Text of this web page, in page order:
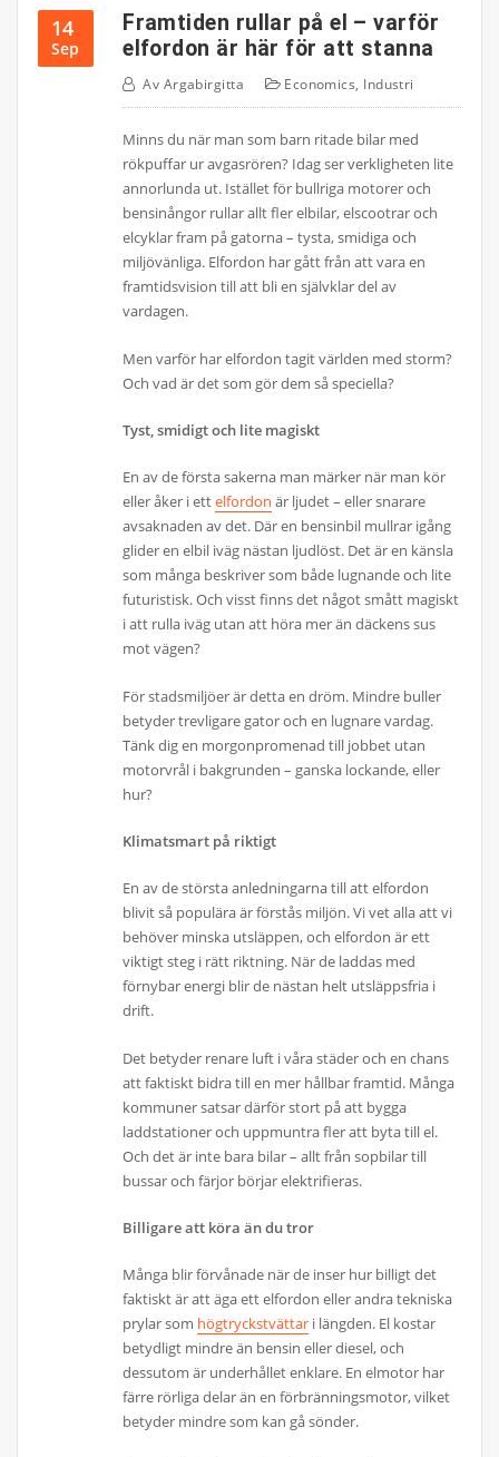
14
Sep
Framtiden rullar på el – varför
elfordon är här för att stanna
Av Argabirgitta Economics, Industri
Minns du när man som barn ritade bilar med
rökpuffar ur avgasrören? Idag ser verkligheten lite
annorlunda ut. Istället för bullriga motorer och
bensinångor rullar allt fler elbilar, elscootrar och
elcyklar fram på gatorna – tysta, smidiga och
miljövänliga. Elfordon har gått från att vara en
framtidsvision till att bli en självklar del av
vardagen.
Men varför har elfordon tagit världen med storm?
Och vad är det som gör dem så speciella?
Tyst, smidigt och lite magiskt
En av de första sakerna man märker när man kör
eller åker i ettelfordon är ljudet – eller snarare
avsaknaden av det. Där en bensinbil mullrar igång
glider en elbil iväg nästan ljudlöst. Det är en känsla
som många beskriver som både lugnande och lite
futuristisk. Och visst finns det något smått magiskt
i att rulla iväg utan att höra mer än däckens sus
mot vägen?
För stadsmiljöer är detta en dröm. Mindre buller
betyder trevligare gator och en lugnare vardag.
Tänk dig en morgonpromenad till jobbet utan
motorvrål i bakgrunden – ganska lockande, eller
hur?
Klimatsmart på riktigt
En av de största anledningarna till att elfordon
blivit så populära är förstås miljön. Vi vet alla att vi
behöver minska utsläppen, och elfordon är ett
viktigt steg i rätt riktning. När de laddas med
förnybar energi blir de nästan helt utsläppsfria i
drift.
Det betyder renare luft i våra städer och en chans
att faktiskt bidra till en mer hållbar framtid. Många
kommuner satsar därför stort på att bygga
laddstationer och uppmuntra fler att byta till el.
Och det är inte bara bilar – allt från sopbilar till
bussar och färjor börjar elektrifieras.
Billigare att köra än du tror
Många blir förvånade när de inser hur billigt det
faktiskt är att äga ett elfordon eller andra tekniska
prylar som högtryckstvättar i längden. El kostar
betydligt mindre än bensin eller diesel, och
dessutom är underhållet enklare. En elmotor har
färre rörliga delar än en förbränningsmotor, vilket
betyder mindre som kan gå sönder.